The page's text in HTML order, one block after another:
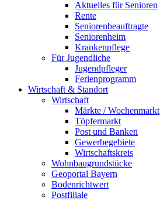
Aktuelles für Senioren
Rente
Seniorenbeauftragte
Seniorenheim
Krankenpflege
Für Jugendliche
Jugendpfleger
Ferienprogramm
Wirtschaft & Standort
Wirtschaft
Märkte / Wochenmarkt
Töpfermarkt
Post und Banken
Gewerbegebiete
Wirtschaftskreis
Wohnbaugrundstücke
Geoportal Bayern
Bodenrichtwert
Postfiliale